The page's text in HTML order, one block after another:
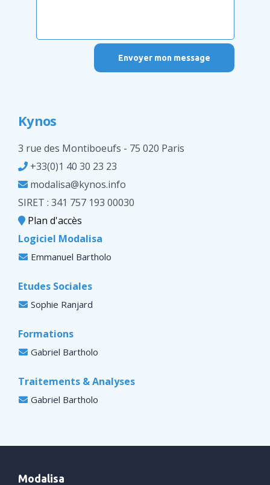
Kynos
3 rue des Montiboeufs - 75 020 Paris
+33(0)1 40 30 23 23
modalisa@kynos.info
SIRET : 341 757 193 00030
Plan d'accès
Logiciel Modalisa
Emmanuel Bartholo
Etudes Sociales
Sophie Ranjard
Formations
Gabriel Bartholo
Traitements & Analyses
Gabriel Bartholo
Modalisa